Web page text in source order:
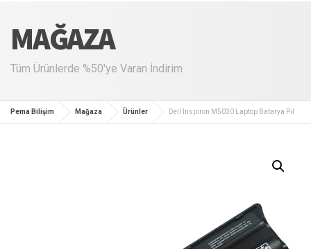
MAĞAZA
Tüm Ürünlerde %50'ye Varan İndirim
Pema Bilişim Mağaza Ürünler Dell Inspiron M5030 Laptop Batarya Pil